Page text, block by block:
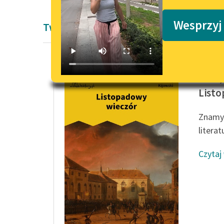
Twórczość Andrzeja Kijowskiego
Czytaj